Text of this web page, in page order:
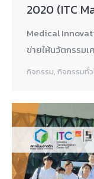
2020 (ITC
Medical
ข่ายให้นวัตกรรม
กิจกรรม, กิจกรรมทั่ว